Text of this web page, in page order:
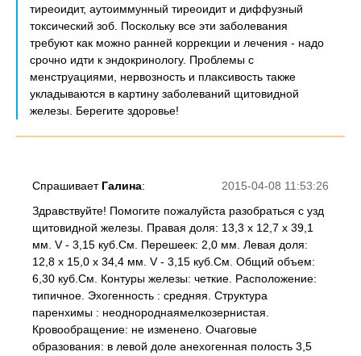
тиреоидит, аутоиммунный тиреоидит и диффузный
токсический зоб. Поскольку все эти заболевания
требуют как можно ранней коррекции и лечения - надо
срочно идти к эндокринологу. Проблемы с
менструациями, нервозность и плаксивость также
укладываются в картину заболеваний щитовидной
железы. Берегите здоровье!
2015-04-08 11:53:26
Спрашивает Галина:
Здравствуйте! Помогите пожалуйста разобраться с узд
щитовидной железы. Правая доля: 13,3 х 12,7 х 39,1
мм. V - 3,15 куб.См. Перешеек: 2,0 мм. Левая доля:
12,8 х 15,0 х 34,4 мм. V - 3,15 куб.См. Общий объем:
6,30 куб.См. Контуры железы: четкие. Расположение:
типичное. Эхогенность : средняя. Структура
паренхимы : неоднороднаямелкозернистая.
Кровообращение: не изменено. Очаговые
образования: в левой доле анехогенная полость 3,5